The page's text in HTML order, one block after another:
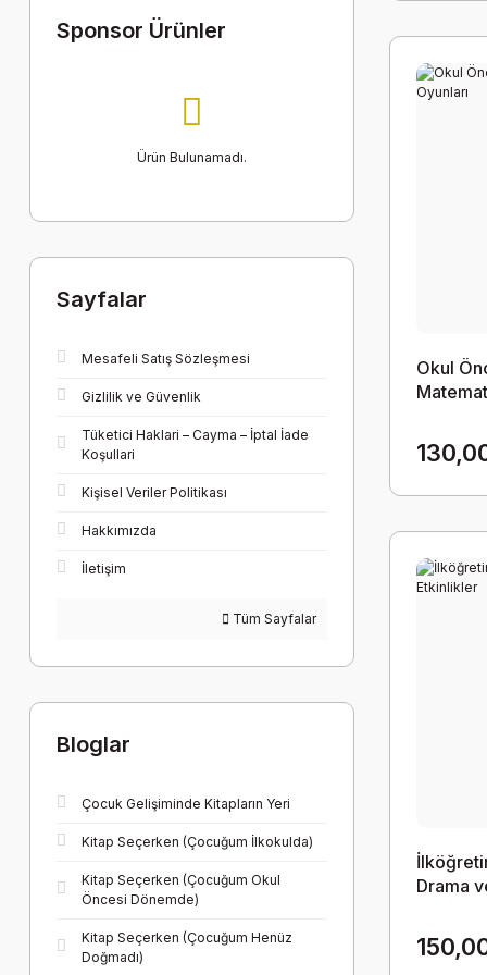
Sponsor Ürünler
Ürün Bulunamadı.
Sayfalar
Mesafeli Satış Sözleşmesi
Gizlilik ve Güvenlik
Tüketici Haklari – Cayma – İptal İade
Koşullari
Kişisel Veriler Politikası
Hakkımızda
İletişim
Tüm Sayfalar
Bloglar
Çocuk Gelişiminde Kitapların Yeri
Kitap Seçerken (Çocuğum İlkokulda)
Kitap Seçerken (Çocuğum Okul
Öncesi Dönemde)
Kitap Seçerken (Çocuğum Henüz
Doğmadı)
Okul
Drama